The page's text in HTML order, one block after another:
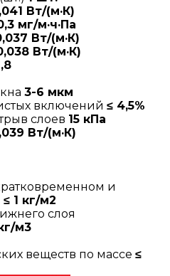
Вт/(м·К)
мг/м·ч·Па
Вт/(м·К)
Вт/(м·К)
3-6 мкм
включений ≤ 4,5%
слоев 15 кПа
Вт/(м·К)
и
≤ 1 кг/м2
слоя
м3
веществ по массе ≤